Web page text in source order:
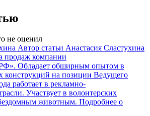
не оценил
Автор статьи Анастасия Сластухина
продаж компании
Обладает обширным опытом в
конструкций на позиции Ведущего
работает в рекламно-
Участвует в волонтерских
животным. Подробнее о